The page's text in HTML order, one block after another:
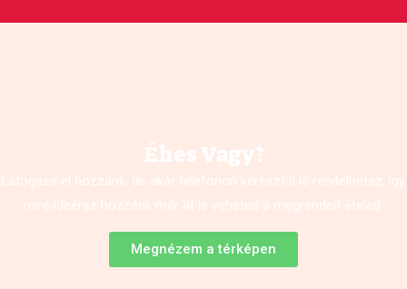
Éhes Vagy?
Látogass el hozzánk, de akár telefonon keresztül is rendelhetsz, így
mire ideérsz hozzánk már át is veheted a megrendelt ételed.
Megnézem a térképen